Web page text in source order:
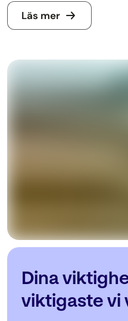
Läs mer
Dina
viktigaste vi